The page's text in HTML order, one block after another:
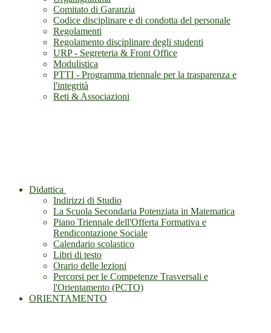
Comitato di Garanzia
Codice disciplinare e di condotta del personale
Regolamenti
Regolamento disciplinare degli studenti
URP - Segreteria & Front Office
Modulistica
PTTI - Programma triennale per la trasparenza e
l'integrità
Reti & Associazioni
Didattica
Indirizzi di Studio
La Scuola Secondaria Potenziata in Matematica
Piano Triennale dell'Offerta Formativa e
Rendicontazione Sociale
Calendario scolastico
Libri di testo
Orario delle lezioni
Percorsi per le Competenze Trasversali e
l'Orientamento (PCTO)
ORIENTAMENTO